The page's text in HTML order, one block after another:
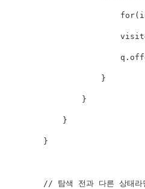
                    }
                }
            }
        }
// 탐색 전과 다른 상태라